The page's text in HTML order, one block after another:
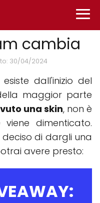
cambia
30/04/2024
dall'inizio del
maggior parte
una skin, non è
dimenticato.
deciso di dargli una
avere presto: